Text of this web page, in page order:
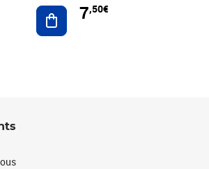
Ajouter au panier
7,50€